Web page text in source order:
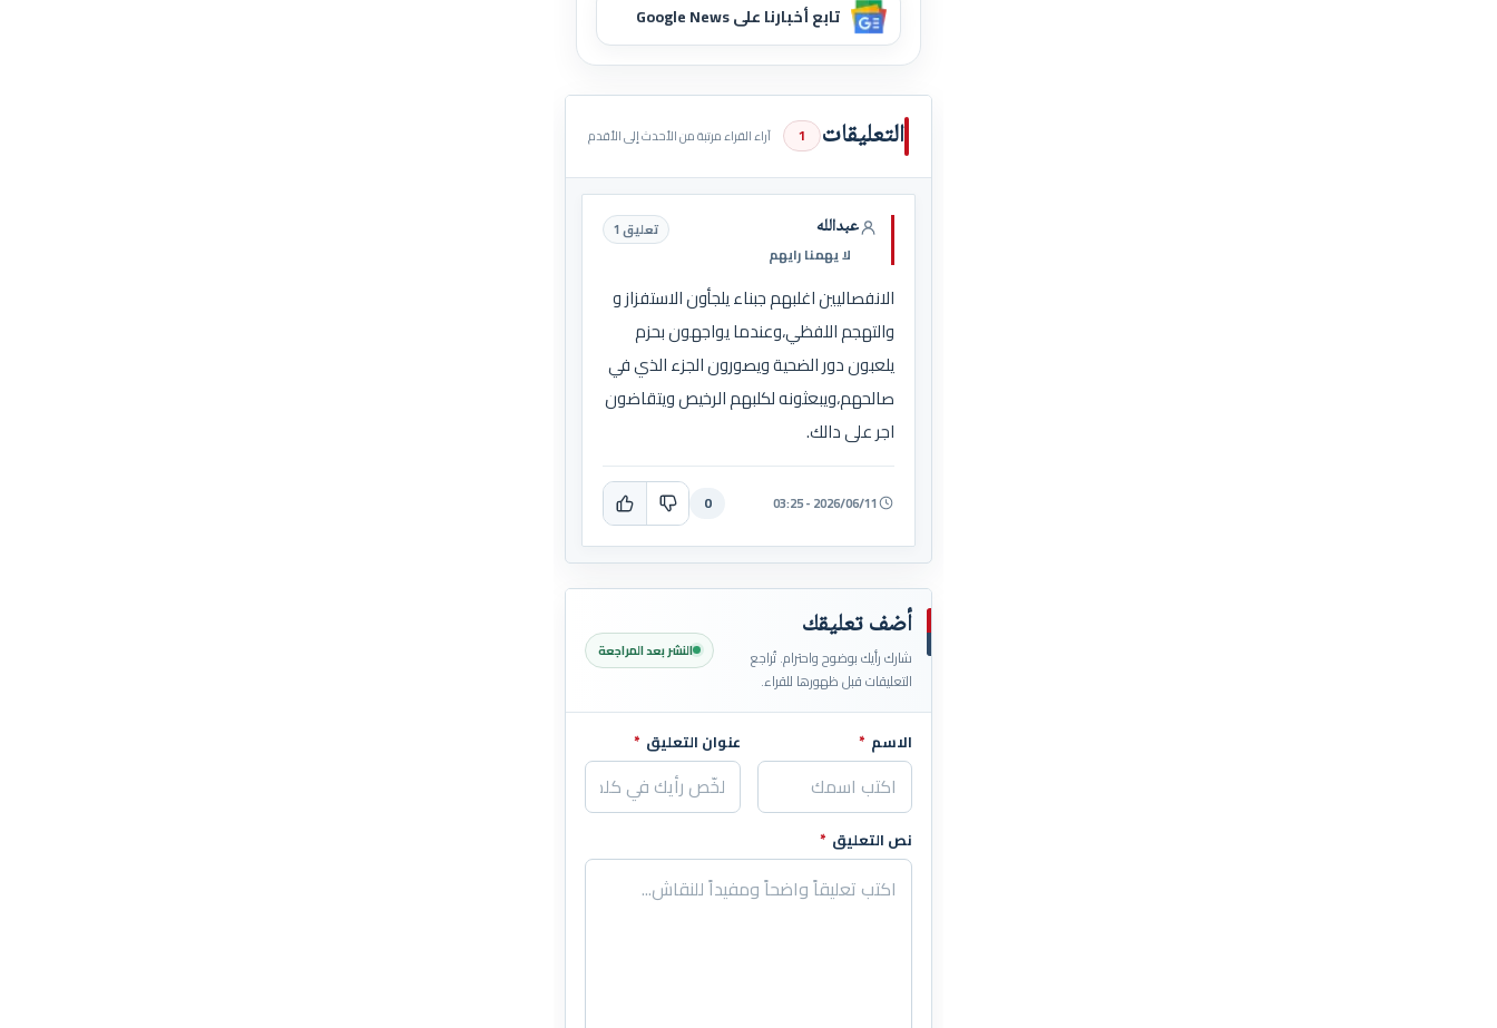
تابع أخبارنا على Google News
التعليقات 1 آراء القراء مرتبة من الأحدث إلى الأقدم
عبدالله
لا يهمنا رايهم
تعليق 1
الانفصاليين اغلبهم جبناء يلجأون الاستفزاز و
والتهجم اللفظي،وعندما يواجهون بحزم
يلعبون دور الضحية ويصورون الجزء الذي في
صالحهم،ويبعثونه لكلبهم الرخيص ويتقاضون
اجر على دالك.
2026/06/11 - 03:25
0
أضف تعليقك
شارك رأيك بوضوح واحترام. تُراجع
التعليقات قبل ظهورها للقراء.
النشر بعد المراجعة
اترك هذا الحقل فارغاً
الاسم * عنوان التعليق *
نص التعليق *